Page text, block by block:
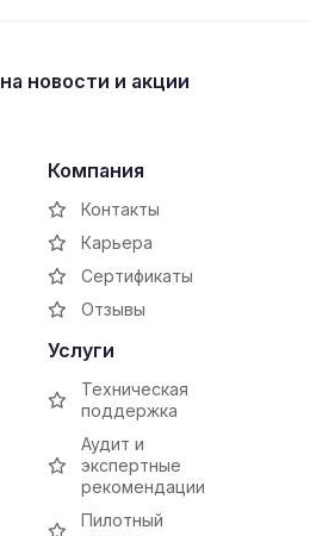
на новости и акции
Компания
Контакты
Карьера
Сертификаты
Отзывы
Услуги
Техническая
поддержка
Аудит и
экспертные
рекомендации
Пилотный